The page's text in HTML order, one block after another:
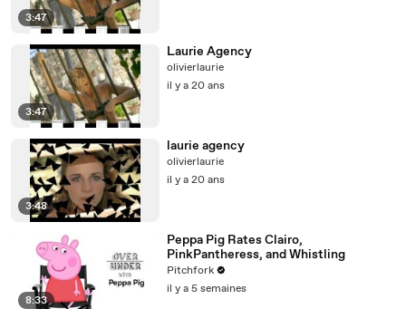
3:47
3:47
Laurie Agency
olivierlaurie
il y a 20 ans
3:48
laurie agency
olivierlaurie
il y a 20 ans
8:33
Peppa Pig Rates Clairo,
PinkPantheress, and Whistling
Pitchfork
il y a 5 semaines